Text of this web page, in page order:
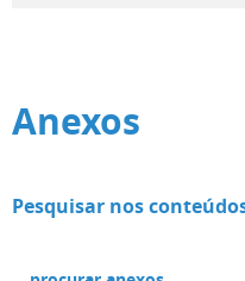
Anexos
Pesquisar nos